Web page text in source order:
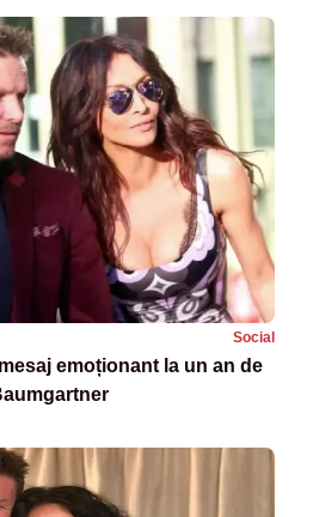
Social
emoționant la un an de